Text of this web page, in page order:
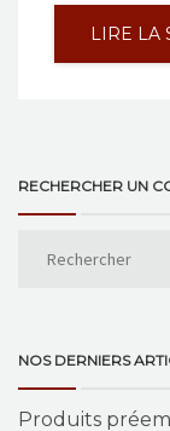
LIRE LA
RECHERCHER UN
NOS DERNIERS
Produits